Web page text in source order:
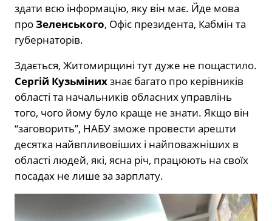
здати всю інформацію, яку він має. Йде мова
проЗеленського, Офіс президента, Кабмін та
губернаторів.
Здається, Житомирщині тут дуже не пощастило.
Сергій Кузьмінихзнає багато про керівників
області та начальників обласних управлінь
того, чого йому було краще не знати. Якщо він
“заговорить”, НАБУ зможе провести арешти
десятка найвпливовіших і найповажніших в
області людей, які, ясна річ, працюють на своїх
посадах не лише за зарплату.